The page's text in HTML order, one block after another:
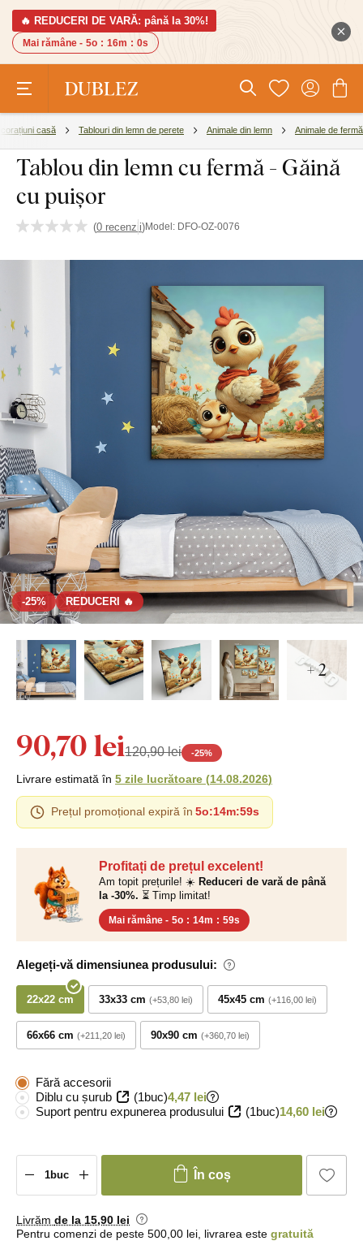
🔥 REDUCERI DE VARĂ: până la 30%!
Mai rămâne - 5o : 15m : 59s
casă Tablouri din lemn de perete Animale din lemn Animale de fermă
Tablou din lemn cu fermă - Găină
cu puișor
(0 recenzii)Model: DFO-OZ-0076
-25% REDUCERI 🔥
+ 2
Profitați de prețul excelent!
Am topit prețurile! ☀️ Reduceri de vară de până
la -30%. ⏳ Timp limitat!
Mai rămâne - 5o : 14m : 59s
Alegeți-vă dimensiunea produsului:
22x22 cm 33x33 cm +53,80 lei 45x45 cm +116,00 lei
66x66 cm +211,20 lei 90x90 cm +360,70 lei
90,70 lei120,90 lei -25%
Livrare estimată în 5 zile lucrătoare (14.08.2026)
Prețul promoțional expiră în 5o:14m:59s
Fără accesorii
Diblu cu șurub
(1buc)4,47 lei
Suport pentru expunerea produsului
(1buc)14,60 lei
În coș
Livrăm de la 15,90 lei
Pentru comenzi de peste 500,00 lei, livrarea este gratuită